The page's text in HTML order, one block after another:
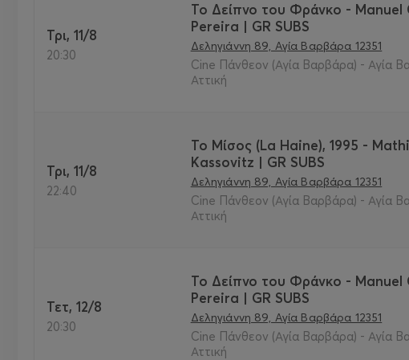
Τρι, 11/8
20:30
Το Δείπνο του Φράνκο - Manuel
Pereira | GR SUBS
Δεληγιάννη 89, Αγία Βαρβάρα 12351
Cine Πάνθεον (Αγία Βαρβάρα) - Αγία
Αττική
Τρι, 11/8
22:40
Το Μίσος (La Haine), 1995 -
Kassovitz | GR SUBS
Δεληγιάννη 89, Αγία Βαρβάρα 12351
Cine Πάνθεον (Αγία Βαρβάρα) - Αγία
Αττική
Τετ, 12/8
20:30
Το Δείπνο του Φράνκο - Manuel
Pereira | GR SUBS
Δεληγιάννη 89, Αγία Βαρβάρα 12351
Cine Πάνθεον (Αγία Βαρβάρα) - Αγία
Αττική